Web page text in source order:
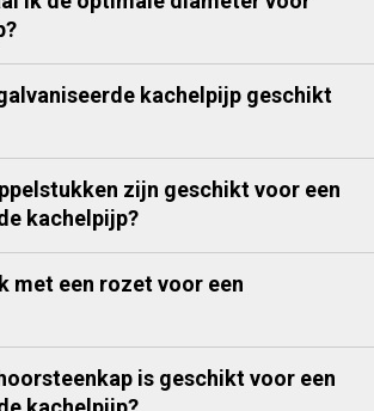
kachelpijp geschikt
zijn geschikt voor een
kachelpijp?
met een rozet voor een
is geschikt voor een